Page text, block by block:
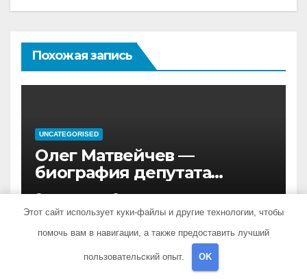
Похожая запись
UNCATEGORISED
Олег Матвейчев —
биография депутата
Госдумы, достижения и
политическая карьера
Этот сайт использует куки-файлы и другие технологии, чтобы
помочь вам в навигации, а также предоставить лучший
пользовательский опыт. OK